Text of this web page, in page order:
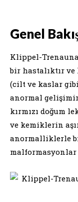
Genel
Klippel-
bir hastalıktır
(cilt ve kaslar
anormal
kırmızı doğum
ve kemiklerin
anormalliklerle